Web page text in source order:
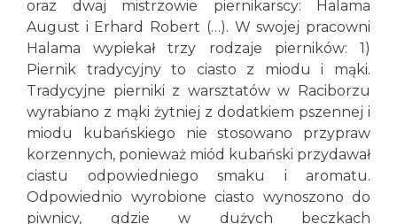
oraz dwaj mistrzowie piernikarscy: Halama
August i Erhard Robert (…). W swojej pracowni
Halama wypiekał trzy rodzaje pierników: 1)
Piernik tradycyjny to ciasto z miodu i mąki.
Tradycyjne pierniki z warsztatów w Raciborzu
wyrabiano z mąki żytniej z dodatkiem pszennej i
miodu kubańskiego nie stosowano przypraw
korzennych, ponieważ miód kubański przydawał
ciastu odpowiedniego smaku i aromatu.
Odpowiednio wyrobione ciasto wynoszono do
piwnicy, gdzie w dużych beczkach